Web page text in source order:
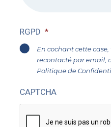
RGPD *
En cochant cette
recontacté par email,
Politique de
CAPTCHA